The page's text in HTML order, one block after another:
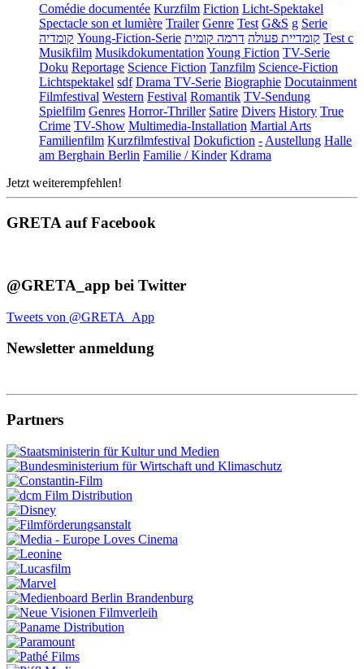
Comédie documentée Kurzfilm Fiction Licht-Spektakel
Spectacle son et lumière Trailer Genre Test G&S g Serie
קומדיה Young-Fiction-Serie קומדיית פעולה דרמה קומית
Test c
Musikfilm Musikdokumentation Young Fiction TV-Serie
Doku Reportage Science Fiction Tanzfilm Science-Fiction
Lichtspektakel sdf Drama TV-Serie Biographie Docutainment
Filmfestival Western Festival Romantik TV-Sendung
Spielfilm Genres Horror-Thriller Satire Divers History True
Crime TV-Show Multimedia-Installation Martial Arts
Familienfilm Kurzfilmfestival Dokufiction - Austellung Halle
am Berghain Berlin Familie / Kinder Kdrama
Jetzt weiterempfehlen!
GRETA auf Facebook
@GRETA_app bei Twitter
Tweets von @GRETA_App
Newsletter anmeldung
Partners